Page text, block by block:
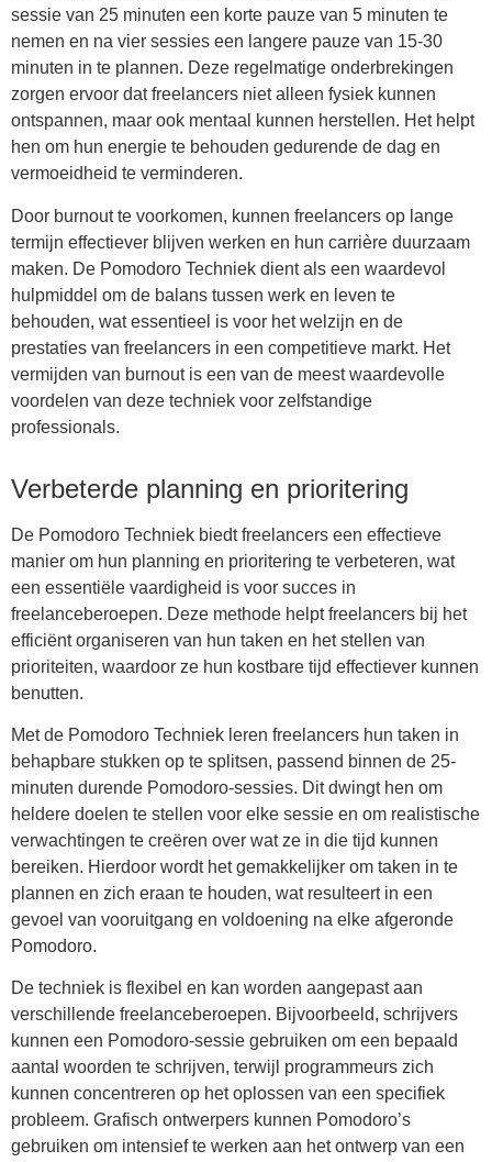
sessie van 25 minuten een korte pauze van 5 minuten te
nemen en na vier sessies een langere pauze van 15-30
minuten in te plannen. Deze regelmatige onderbrekingen
zorgen ervoor dat freelancers niet alleen fysiek kunnen
ontspannen, maar ook mentaal kunnen herstellen. Het helpt
hen om hun energie te behouden gedurende de dag en
vermoeidheid te verminderen.
Door burnout te voorkomen, kunnen freelancers op lange
termijn effectiever blijven werken en hun carrière duurzaam
maken. De Pomodoro Techniek dient als een waardevol
hulpmiddel om de balans tussen werk en leven te
behouden, wat essentieel is voor het welzijn en de
prestaties van freelancers in een competitieve markt. Het
vermijden van burnout is een van de meest waardevolle
voordelen van deze techniek voor zelfstandige
professionals.
Verbeterde planning en prioritering
De Pomodoro Techniek biedt freelancers een effectieve
manier om hun planning en prioritering te verbeteren, wat
een essentiële vaardigheid is voor succes in
freelanceberoepen. Deze methode helpt freelancers bij het
efficiënt organiseren van hun taken en het stellen van
prioriteiten, waardoor ze hun kostbare tijd effectiever kunnen
benutten.
Met de Pomodoro Techniek leren freelancers hun taken in
behapbare stukken op te splitsen, passend binnen de 25-
minuten durende Pomodoro-sessies. Dit dwingt hen om
heldere doelen te stellen voor elke sessie en om realistische
verwachtingen te creëren over wat ze in die tijd kunnen
bereiken. Hierdoor wordt het gemakkelijker om taken in te
plannen en zich eraan te houden, wat resulteert in een
gevoel van vooruitgang en voldoening na elke afgeronde
Pomodoro.
De techniek is flexibel en kan worden aangepast aan
verschillende freelanceberoepen. Bijvoorbeeld, schrijvers
kunnen een Pomodoro-sessie gebruiken om een bepaald
aantal woorden te schrijven, terwijl programmeurs zich
kunnen concentreren op het oplossen van een specifiek
probleem. Grafisch ontwerpers kunnen Pomodoro’s
gebruiken om intensief te werken aan het ontwerp van een